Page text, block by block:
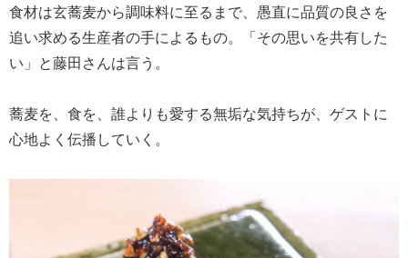
食材は玄蕎麦から調味料に至るまで、愚直に品質の良さを
追い求める生産者の手によるもの。「その思いを共有した
い」と藤田さんは言う。
蕎麦を、食を、誰よりも愛する無垢な気持ちが、ゲストに
心地よく伝播していく。